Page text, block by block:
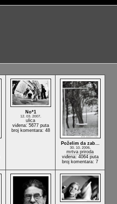
No*1
12. 03. 2007.
ulica
viđena: 5677 puta
broj komentara: 48
Poželim da zab…
30. 10. 2006.
mrtva priroda
viđena: 4064 puta
broj komentara: 7